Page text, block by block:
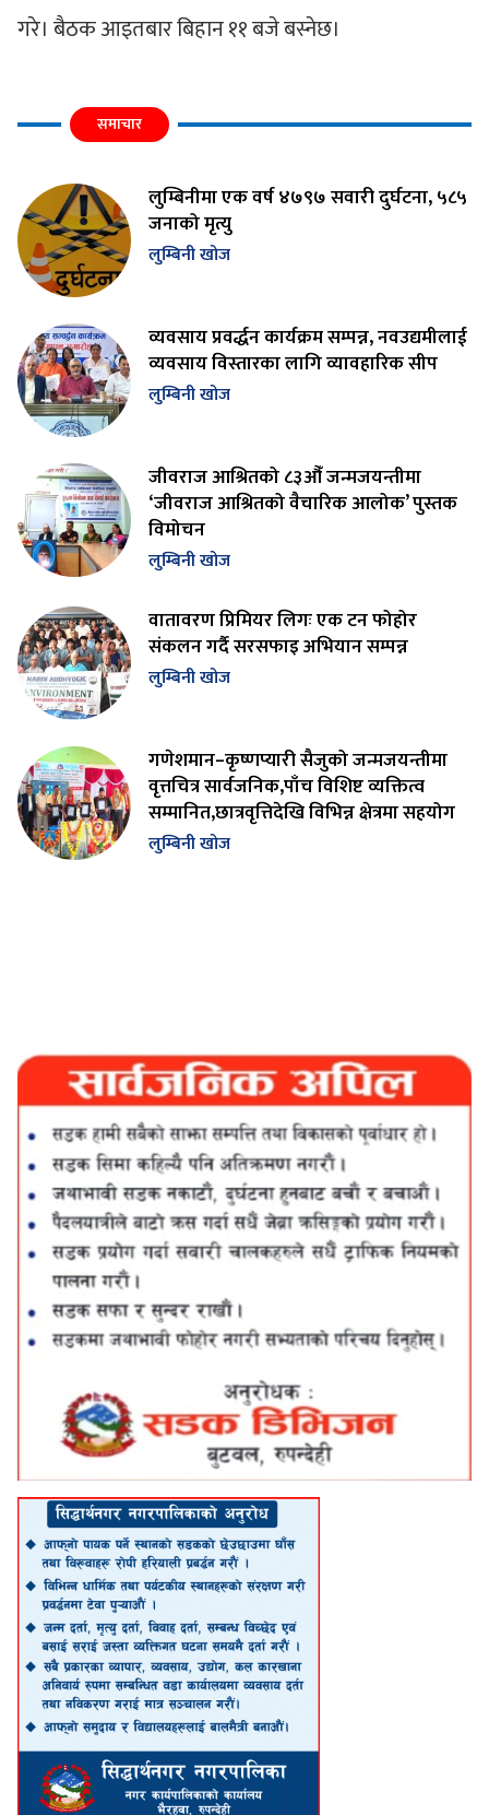
गरे। बैठक आइतबार बिहान ११ बजे बस्नेछ।
समाचार
लुम्बिनीमा एक वर्ष ४७९७ सवारी दुर्घटना, ५८५
जनाको मृत्यु
लुम्बिनी खोज
व्यवसाय प्रवर्द्धन कार्यक्रम सम्पन्न, नवउद्यमीलाई
व्यवसाय विस्तारका लागि व्यावहारिक सीप
लुम्बिनी खोज
जीवराज आश्रितको ८३औँ जन्मजयन्तीमा
‘जीवराज आश्रितको वैचारिक आलोक’ पुस्तक
विमोचन
लुम्बिनी खोज
वातावरण प्रिमियर लिगः एक टन फोहोर
संकलन गर्दै सरसफाइ अभियान सम्पन्न
लुम्बिनी खोज
गणेशमान–कृष्णप्यारी सैजुको जन्मजयन्तीमा
वृत्तचित्र सार्वजनिक,पाँच विशिष्ट व्यक्तित्व
सम्मानित,छात्रवृत्तिदेखि विभिन्न क्षेत्रमा सहयोग
लुम्बिनी खोज